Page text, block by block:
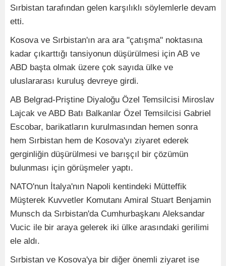
Sırbistan tarafından gelen karşılıklı söylemlerle devam
etti.
Kosova ve Sırbistan'ın ara ara "çatışma" noktasına
kadar çıkarttığı tansiyonun düşürülmesi için AB ve
ABD başta olmak üzere çok sayıda ülke ve
uluslararası kuruluş devreye girdi.
AB Belgrad-Priştine Diyaloğu Özel Temsilcisi Miroslav
Lajcak ve ABD Batı Balkanlar Özel Temsilcisi Gabriel
Escobar, barikatların kurulmasından hemen sonra
hem Sırbistan hem de Kosova'yı ziyaret ederek
gerginliğin düşürülmesi ve barışçıl bir çözümün
bulunması için görüşmeler yaptı.
NATO'nun İtalya'nın Napoli kentindeki Mütteffik
Müşterek Kuvvetler Komutanı Amiral Stuart Benjamin
Munsch da Sırbistan'da Cumhurbaşkanı Aleksandar
Vucic ile bir araya gelerek iki ülke arasındaki gerilimi
ele aldı.
Sırbistan ve Kosova'ya bir diğer önemli ziyaret ise